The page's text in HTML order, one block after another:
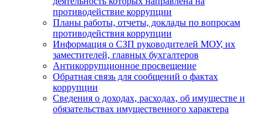
противодействие коррупции
Планы работы, отчеты, доклады по вопросам
противодействия коррупции
Информация о СЗП руководителей МОУ, их
заместителей, главных бухгалтеров
Антикоррупционное просвещение
Обратная связь для сообщений о фактах
коррупции
Сведения о доходах, расходах, об имуществе и
обязательствах имущественного характера